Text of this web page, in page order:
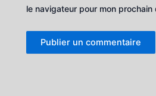
le navigateur pour mon prochain